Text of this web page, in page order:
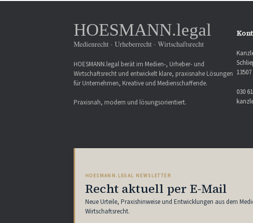
HOESMANN.legal
Medienrecht · Urheberrecht · Wirtschaftsrecht
HOESMANN.legal berät im Medien-, Urheber- und
Wirtschaftsrecht und entwickelt klare, praxisnahe Lösungen
für Unternehmen, Kreative und Medienschaffende.
Praxisnah, modern und lösungsorientiert.
030
HOESMANN.LEGAL NEWSLETTER
Recht aktuell per E-Mail
Neue Urteile, Praxishinweise und Entwicklungen aus dem
Wirtschaftsrecht.